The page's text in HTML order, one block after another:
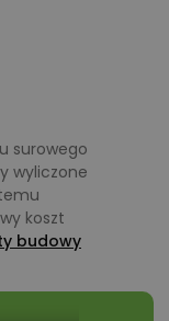
surowego
wyliczone
koszt
budowy